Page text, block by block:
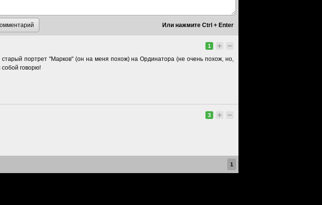
1
портрет "Марков" (он на меня похож) на Ординатора (не очень похож, но,
говорю!
3
1